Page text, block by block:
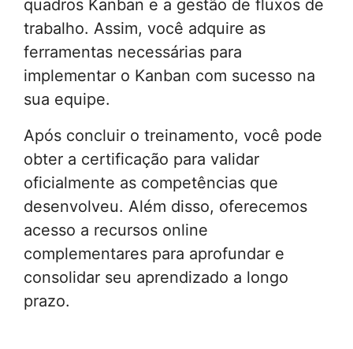
quadros Kanban e a gestão de fluxos de
trabalho. Assim, você adquire as
ferramentas necessárias para
implementar o Kanban com sucesso na
sua equipe.
Após concluir o treinamento, você pode
obter a certificação para validar
oficialmente as competências que
desenvolveu. Além disso, oferecemos
acesso a recursos online
complementares para aprofundar e
consolidar seu aprendizado a longo
prazo.